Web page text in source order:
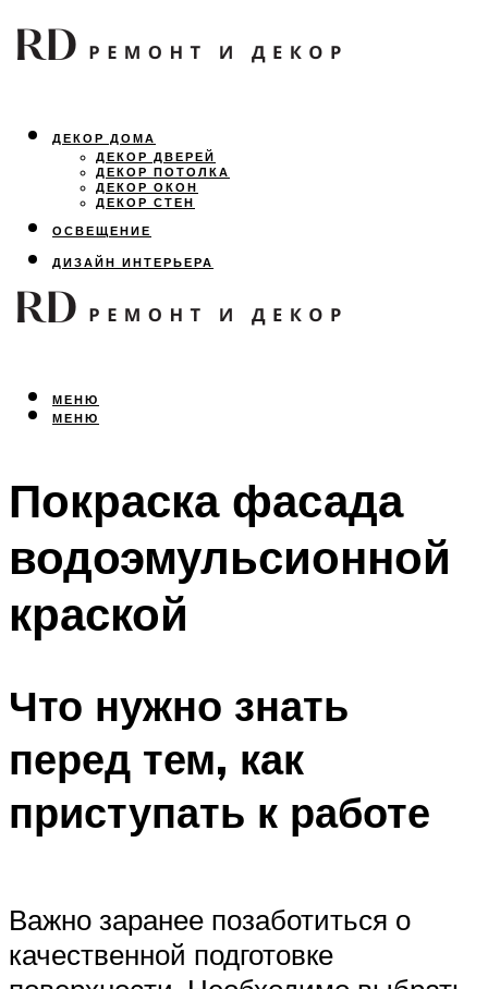
ДЕКОР ДОМА
ДЕКОР ДВЕРЕЙ
ДЕКОР ПОТОЛКА
ДЕКОР ОКОН
ДЕКОР СТЕН
ОСВЕЩЕНИЕ
ДИЗАЙН ИНТЕРЬЕРА
ЛАНДШАФТНЫЙ ДИЗАЙН
ВСЕ ПРО РЕМОНТ
МЕНЮ
МЕНЮ
Покраска фасада
водоэмульсионной
краской
Что нужно знать
перед тем, как
приступать к работе
Важно заранее позаботиться о
качественной подготовке